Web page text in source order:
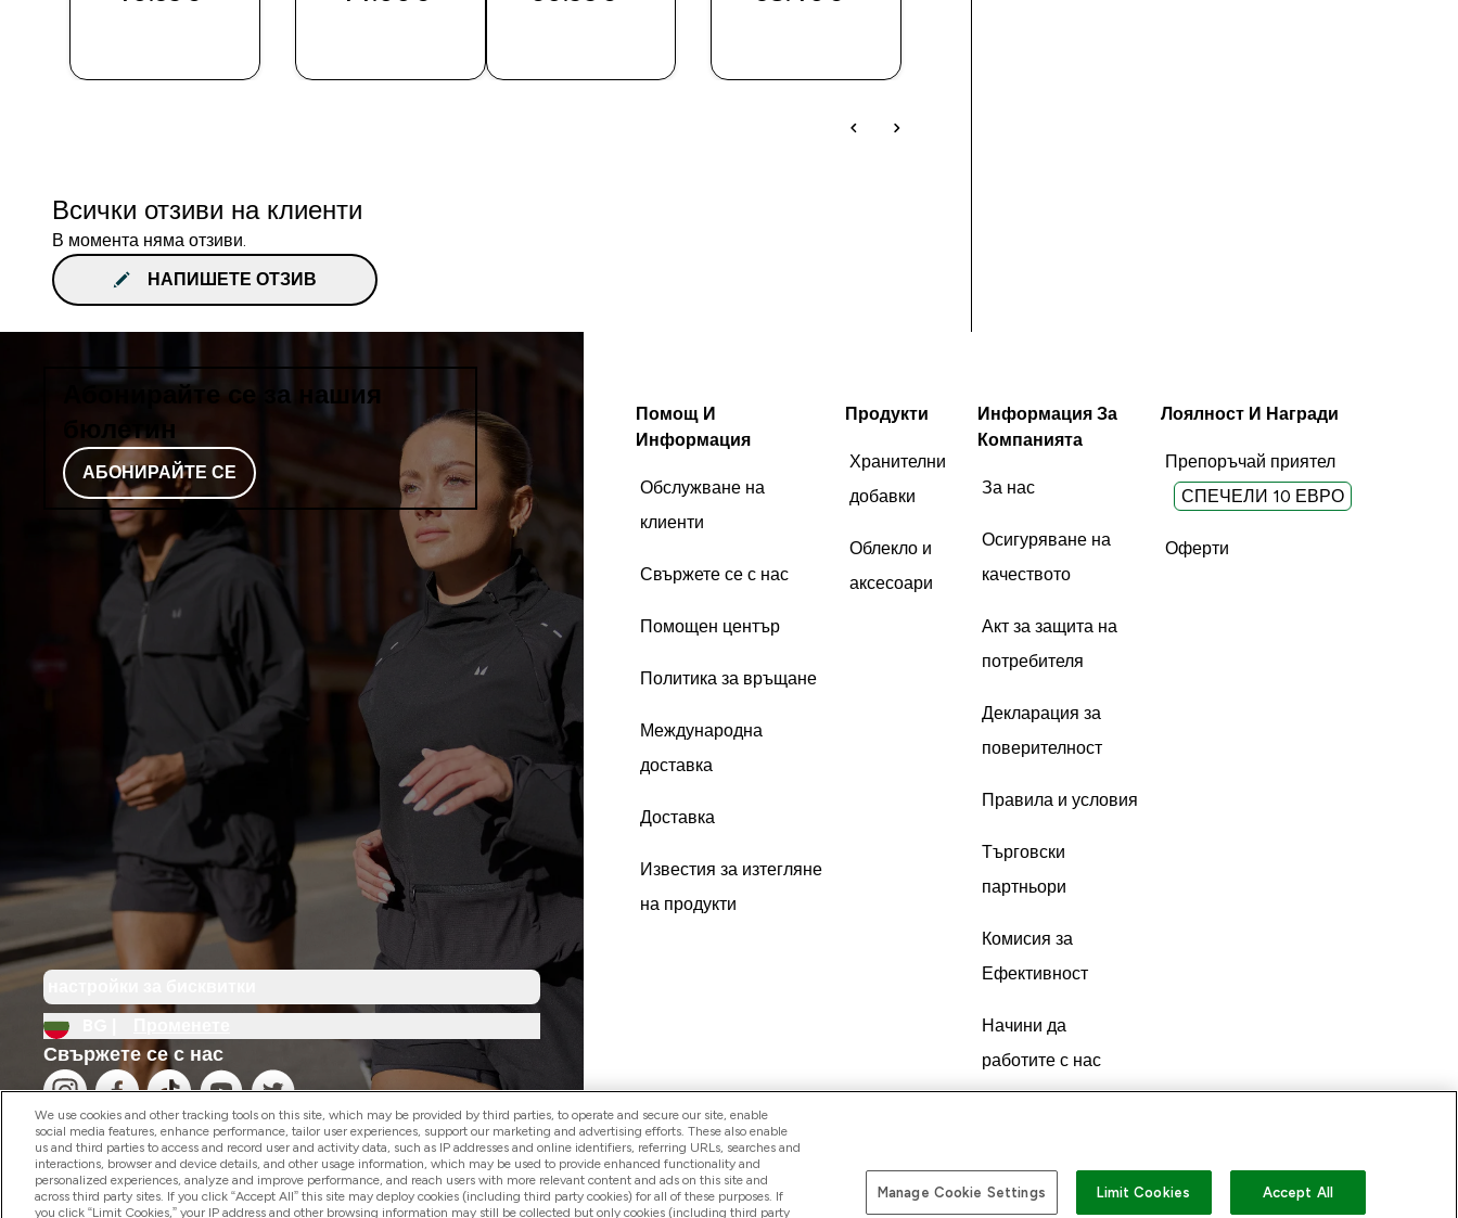
Всички отзиви на клиенти
В момента няма отзиви.
НАПИШЕТЕ ОТЗИВ
Абонирайте се за нашия
бюлетин
АБОНИРАЙТЕ СЕ
Свържете се с нас
Помощ И
Информация
Обслужване на
клиенти
Свържете се с нас
Помощен център
Политика за връщане
Международна
доставка
Доставка
Известия за изтегляне
на продукти
Продукти
Хранителни
добавки
Облекло и
аксесоари
Информация За
Компанията
За нас
Осигуряване на
качеството
Акт за защита на
потребителя
Декларация за
поверителност
Правила и условия
Търговски
партньори
Комисия за
Ефективност
Начини да
работите с нас
Лоялност И Награди
Препоръчай приятел
СПЕЧЕЛИ 10 ЕВРО
Оферти
2026 The Hut.com Ltd Платете сега
We use cookies and other tracking tools on this site, which may be provided by third parties, to operate and secure our site, enable
social media features, enhance performance, tailor user experiences, support our marketing and advertising efforts. These also enable
us and third parties to access and record user and activity data, such as IP addresses and online identifiers, referring URLs, searches and
interactions, browser and device details, and other usage information, which may be used to provide enhanced functionality and
personalized experiences, analyze and improve performance, and reach users with more relevant content and ads on this site and
across third party sites. If you click “Accept All” this site may deploy cookies (including third party cookies) for all of these purposes. If
you click “Limit Cookies,” your IP address and other browsing information may still be collected but only cookies (including third party
Manage Cookie Settings Limit Cookies Accept All